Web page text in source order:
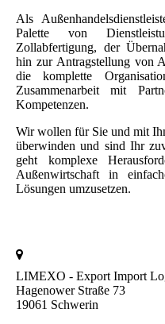
Als
Palette von
Zollabfertigung, der
hin zur Antragstellung von
die komplette
Zusammenarbeit mit
Kompetenzen.
Wir wollen für Sie und mit
überwinden und sind Ihr
geht komplexe
Außenwirtschaft in
Lösungen umzusetzen.
LIMEXO - Export Import
Hagenower Straße 73
19061 Schwerin